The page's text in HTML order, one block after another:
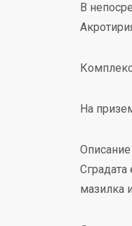
В
На
Описание
Сградата
мазилка